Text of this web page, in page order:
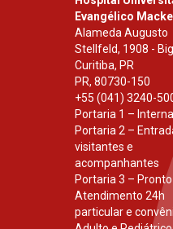
Evangélico
Alameda Augusto
Stellfeld, 1908 -
Curitiba, PR
PR, 80730-150
+55 (041) 3240-
Portaria 1 –
Portaria 2 –
visitantes e
acompanhantes
Portaria 3 – Pronto
Atendimento 24h
particular e